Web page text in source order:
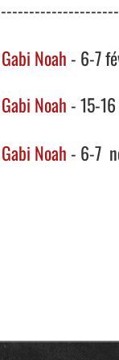
Noah- 6-7
Noah-15-
Noah- 6-7